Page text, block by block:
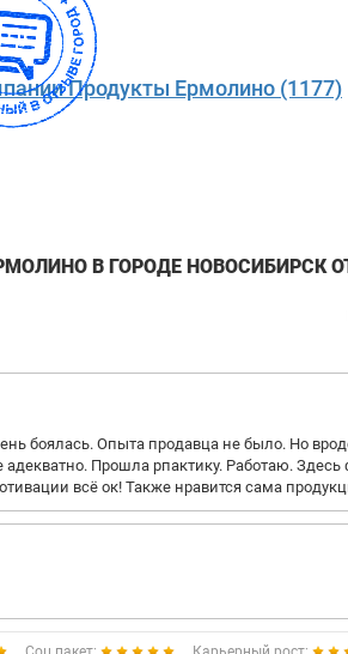
Продукты Ермолино (1177)
В ГОРОДЕ НОВОСИБИРСК ОТ
боялась. Опыта продавца не было. Но
Прошла рпактику. Работаю. Здесь
всё ок! Также нравится сама